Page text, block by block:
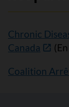
Chronic
Canada
Coalition